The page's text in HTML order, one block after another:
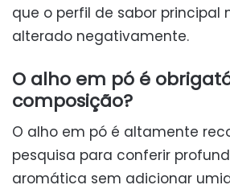
que o perfil de sabor principal
alterado negativamente.
O alho em pó é
composição?
O alho em pó é altamente
pesquisa para conferir
aromática sem adicionar